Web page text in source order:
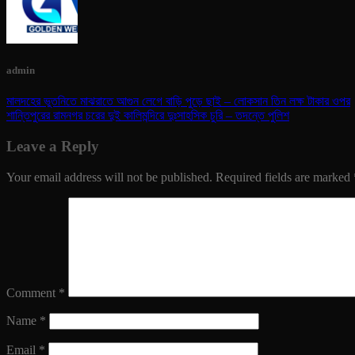
admin
মালদহের ভুতনিতে মাঝরাতে আগুন লেগে বাড়ি পুড়ে ছাই – লোকসান তিন লক্ষ টাকার ওপর
শান্তিপুরের রামনগর চরের দুই কালিমন্দিরে দুঃসাহসিক চুরি – তদন্তে পুলিশ
Leave a Reply
Your email address will not be published. Required fields are marked
Comment *
Name *
Email *